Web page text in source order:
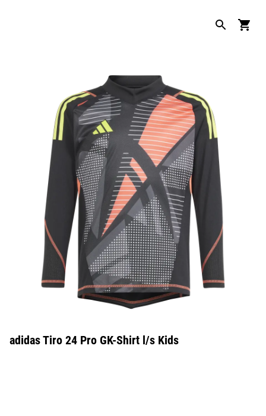
adidas Tiro 24 Pro GK-Shirt l/s Kids